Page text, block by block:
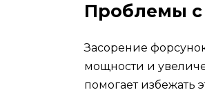
Проблемы с
Засорение
мощности и
помогает избежать